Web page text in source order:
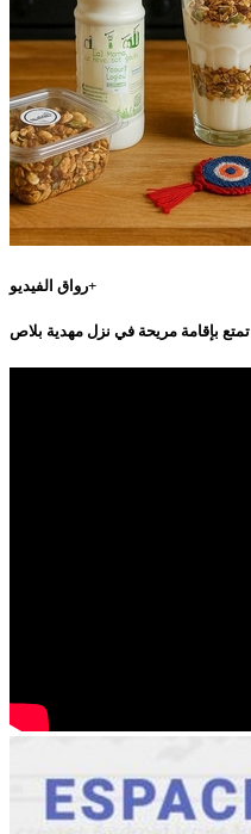
رواق الفيديو+
تمتع بإقامة مريحة في نزل مهدية بلاص